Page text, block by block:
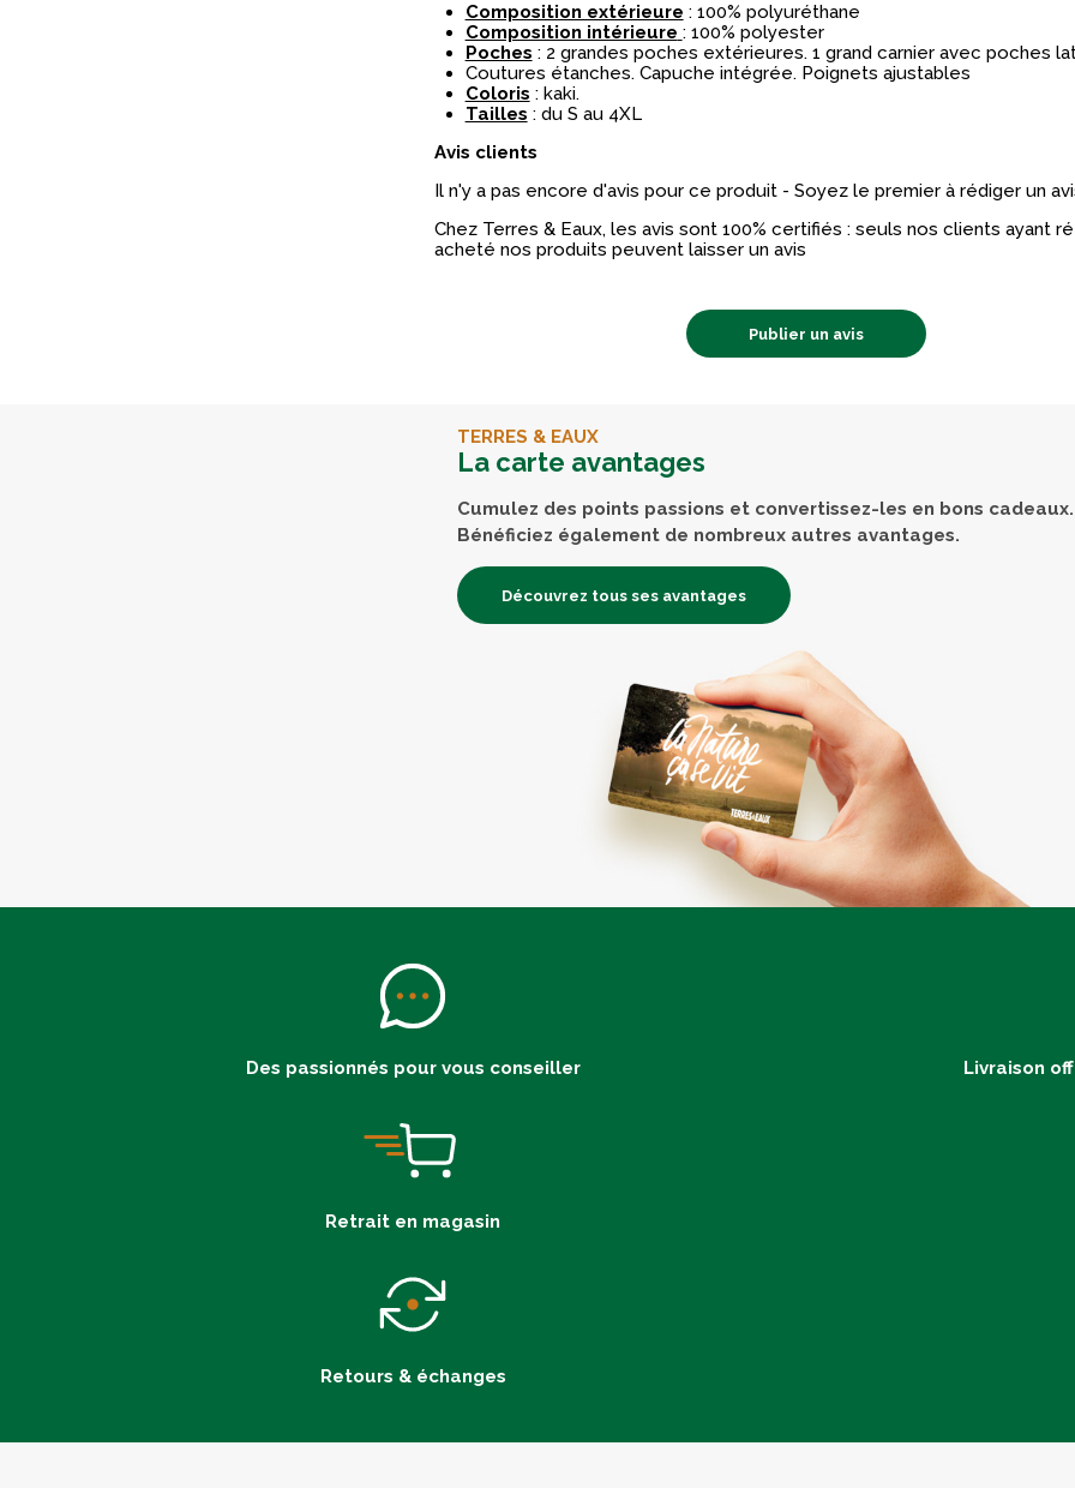
Composition extérieure : 100% polyuréthane
Composition intérieure : 100% polyester
Poches : 2 grandes poches extérieures. 1 grand carnier avec poches
Coutures étanches. Capuche intégrée. Poignets ajustables
Coloris : kaki.
Tailles : du S au 4XL
Avis clients
Il n'y a pas encore d'avis pour ce produit - Soyez le premier à rédiger un
Chez Terres & Eaux, les avis sont 100% certifiés : seuls nos clients ayant
acheté nos produits peuvent laisser un avis
Publier un avis
TERRES & EAUX
La carte avantages
Cumulez des points passions et convertissez-les en bons cadeaux.
Bénéficiez également de nombreux autres avantages.
Découvrez tous ses avantages
Des passionnés pour vous conseiller Livraison
Retrait en magasin
Retours & échanges